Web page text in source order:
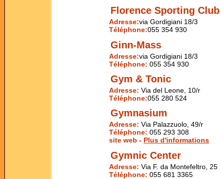
Florence Sporting Club
Adresse:via Gordigiani 18/3
Téléphone:055 354 930
Ginn-Mass
Adresse:via Gordigiani 18/3
Téléphone: 055 354 930
Gym & Tonic
Adresse: Via del Leone, 10/r
Téléphone:055 280 524
Gymnasium
Adresse: Via Palazzuolo, 49/r
Téléphone: 055 293 308
site web - Plus d'informations
Gymnic Center
Adresse: Via F. da Montefeltro, 25
Téléphone: 055 681 3365